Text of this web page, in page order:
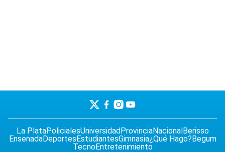
La PlataPolicialesUniversidadProvinciaNacionalBerisso
EnsenadaDeportesEstudiantesGimnasia¿Qué Hago?Begum
TecnoEntretenimiento